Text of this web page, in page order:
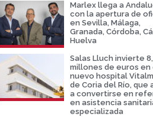
Marlex llega a
con la apertura de
en Sevilla, Málaga,
Granada, Córdoba,
Huelva
Salas Lluch invierte
millones de euros en
nuevo hospital
de Coria del Río, que
a convertirse en
en asistencia
especializada